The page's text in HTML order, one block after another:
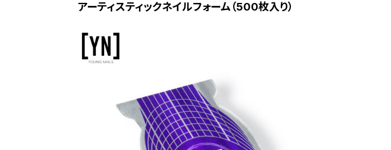
アーティスティックネイルフォーム（500枚入り）